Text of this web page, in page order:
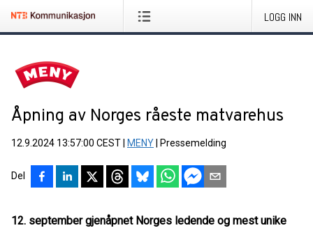
LOGG INN
Åpning av Norges råeste matvarehus
12.9.2024 13:57:00 CEST MENY Pressemelding
Del
12. september gjenåpnet Norges ledende og mest unike